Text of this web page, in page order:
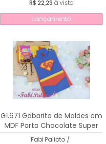
R$ 22,23 à vista
Lançamento
G1.671 Gabarito de Moldes em
MDF Porta Chocolate Super
Pai
Fabi Palioto /